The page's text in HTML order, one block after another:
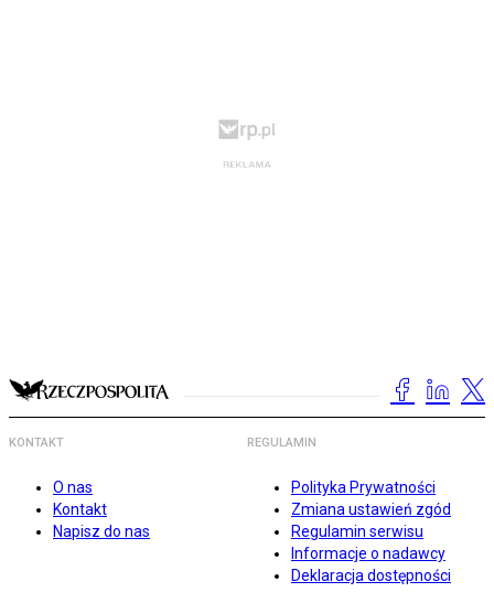
KONTAKT
O nas
Kontakt
Napisz do nas
REGULAMIN
Polityka Prywatności
Zmiana ustawień zgód
Regulamin serwisu
Informacje o nadawcy
Deklaracja dostępności